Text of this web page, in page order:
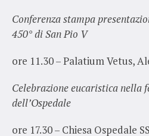
Conferenza stampa
450° di San Pio V
ore 11.30 – Palatium Vetus,
Celebrazione eucaristica nella
dell’Ospedale
ore 17.30 – Chiesa Ospedale